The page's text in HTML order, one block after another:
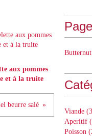
aux pommes
et à la truite
beurre salé
Viande
Aperitif
Poisson